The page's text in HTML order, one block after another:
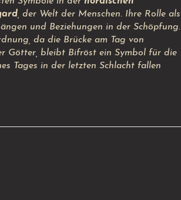
, der Welt der Menschen. Ihre Rolle als
und Beziehungen in der Schöpfung.
da die Brücke am Tag von
Götter, bleibt Bifröst ein Symbol für die
Tages in der letzten Schlacht fallen